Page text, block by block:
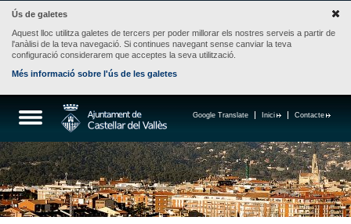
Ús de galetes
Aquest lloc utilitza galetes de tercers per poder millorar els nostres serveis a partir de
l'anàlisi de la teva navegació. Si continues navegant sense canviar la teva
configuració considerarem que acceptes la seva utilització.
Més informació sobre l'ús de les galetes
Contacte
Inici
Google Translate